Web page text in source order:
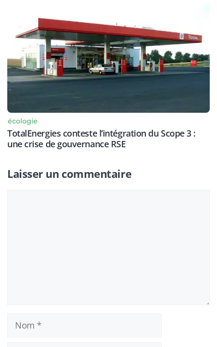
écologie
TotalEnergies conteste l’intégration du Scope 3 :
une crise de gouvernance RSE
Laisser un commentaire
Nom